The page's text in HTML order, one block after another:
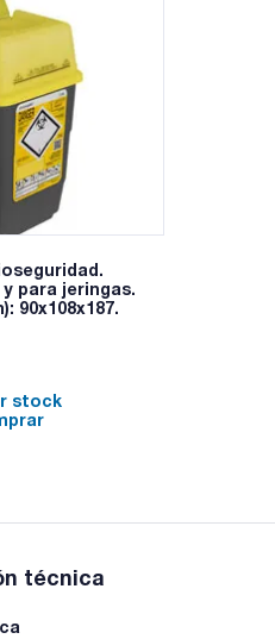
para jeringas.
90x108x187.
stock
técnica